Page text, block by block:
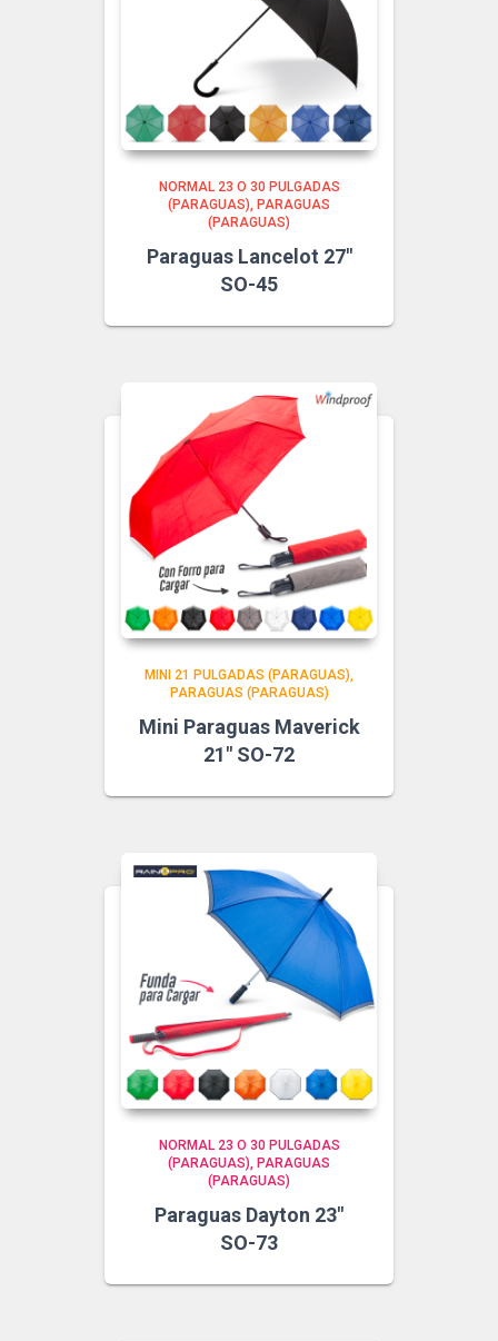
NORMAL 23 O 30 PULGADAS
(PARAGUAS)
PARAGUAS
(PARAGUAS)
Paraguas Lancelot 27″
SO-45
MINI 21 PULGADAS (PARAGUAS)
PARAGUAS (PARAGUAS)
Mini Paraguas Maverick
21″ SO-72
NORMAL 23 O 30 PULGADAS
(PARAGUAS)
PARAGUAS
(PARAGUAS)
Paraguas Dayton 23″
SO-73